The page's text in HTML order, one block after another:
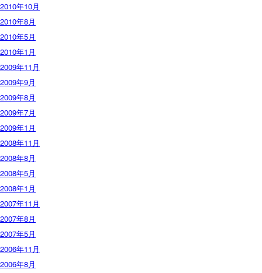
2010年10月
2010年8月
2010年5月
2010年1月
2009年11月
2009年9月
2009年8月
2009年7月
2009年1月
2008年11月
2008年8月
2008年5月
2008年1月
2007年11月
2007年8月
2007年5月
2006年11月
2006年8月